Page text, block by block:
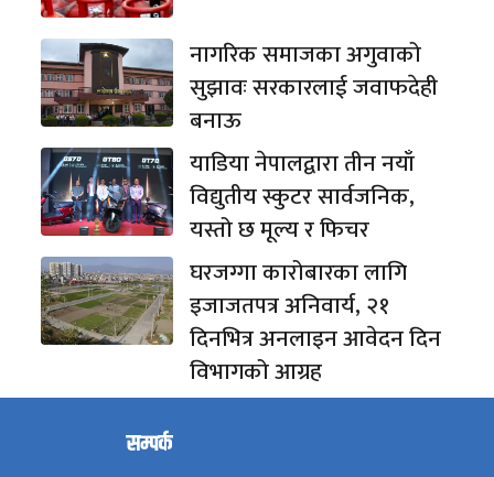
नागरिक समाजका अगुवाको
सुझावः सरकारलाई जवाफदेही
बनाऊ
याडिया नेपालद्वारा तीन नयाँ
विद्युतीय स्कुटर सार्वजनिक,
यस्तो छ मूल्य र फिचर
घरजग्गा कारोबारका लागि
इजाजतपत्र अनिवार्य, २१
दिनभित्र अनलाइन आवेदन दिन
विभागको आग्रह
सम्पर्क